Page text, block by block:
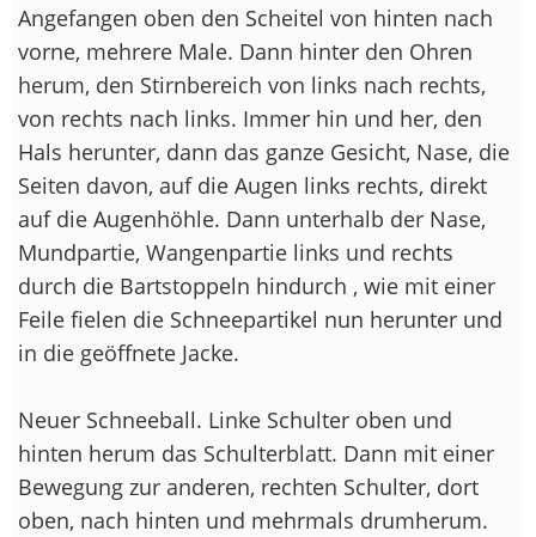
Angefangen oben den Scheitel von hinten nach
vorne, mehrere Male. Dann hinter den Ohren
herum, den Stirnbereich von links nach rechts,
von rechts nach links. Immer hin und her, den
Hals herunter, dann das ganze Gesicht, Nase, die
Seiten davon, auf die Augen links rechts, direkt
auf die Augenhöhle. Dann unterhalb der Nase,
Mundpartie, Wangenpartie links und rechts
durch die Bartstoppeln hindurch , wie mit einer
Feile fielen die Schneepartikel nun herunter und
in die geöffnete Jacke.
Neuer Schneeball. Linke Schulter oben und
hinten herum das Schulterblatt. Dann mit einer
Bewegung zur anderen, rechten Schulter, dort
oben, nach hinten und mehrmals drumherum.